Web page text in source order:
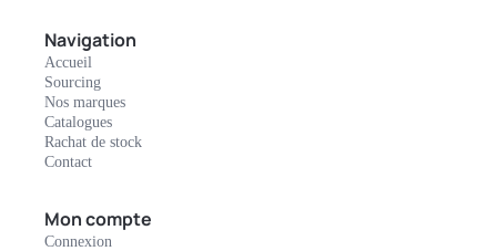
Navigation
Accueil
Sourcing
Nos marques
Catalogues
Rachat de stock
Contact
Mon compte
Connexion